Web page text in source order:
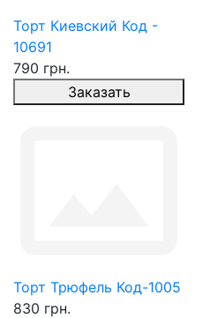
Торт Киевский Код -
10691
790 грн.
Заказать
Торт Трюфель Код-1005
830 грн.